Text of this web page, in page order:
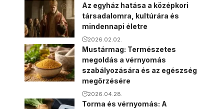
Az egyház hatása a középkori
társadalomra, kultúrára és
mindennapi életre
2026.02.02.
Mustármag: Természetes
megoldás a vérnyomás
szabályozására és az egészség
megőrzésére
2026.04.28.
Torma és vérnyomás: A